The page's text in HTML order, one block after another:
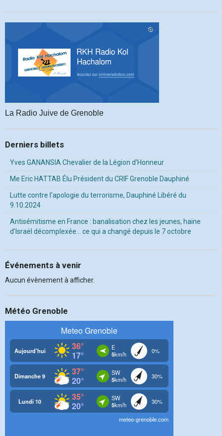
La Radio Juive de Grenoble
Derniers billets
Yves GANANSIA Chevalier de la Légion d'Honneur
Me Eric HATTAB Élu Président du CRIF Grenoble Dauphiné
Lutte contre l'apologie du terrorisme, Dauphiné Libéré du
9.10.2024
Antisémitisme en France : banalisation chez les jeunes, haine
d’Israël décomplexée… ce qui a changé depuis le 7 octobre
Événements à venir
Aucun évènement à afficher.
Météo Grenoble